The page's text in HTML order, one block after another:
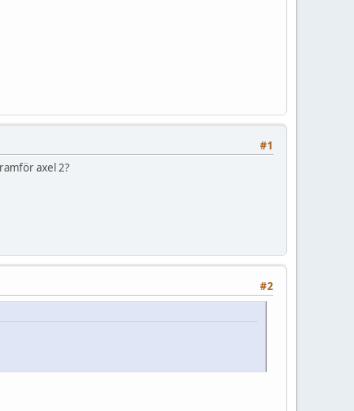
#1
axel 2?
#2